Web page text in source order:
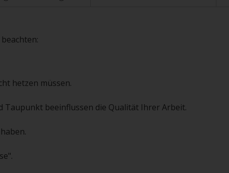
hetzen müssen.
beeinflussen die Qualität Ihrer Arbeit.